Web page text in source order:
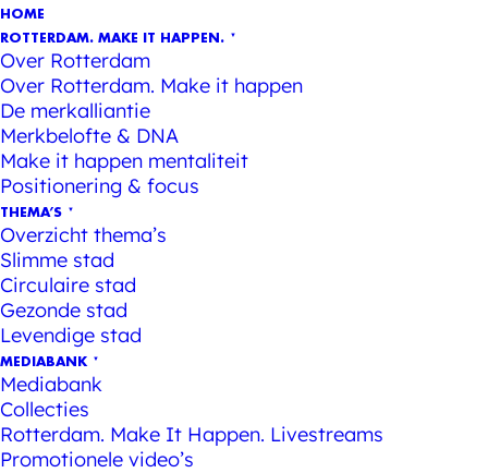
HOME
ROTTERDAM. MAKE IT HAPPEN.
Over Rotterdam
Over Rotterdam. Make it happen
De merkalliantie
Merkbelofte & DNA
Make it happen mentaliteit
Positionering & focus
THEMA’S
Overzicht thema’s
Slimme stad
Circulaire stad
Gezonde stad
Levendige stad
MEDIABANK
Mediabank
Collecties
Rotterdam. Make It Happen. Livestreams
Promotionele video’s